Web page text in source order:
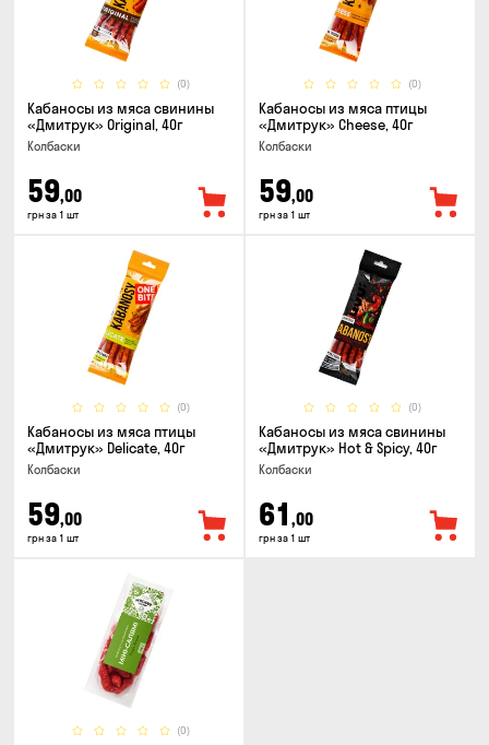
(0)
Кабаносы из мяса свинины
«Дмитрук» Original, 40г
Колбаски
59,00
грн за 1 шт
(0)
Кабаносы из мяса птицы
«Дмитрук» Cheese, 40г
Колбаски
59,00
грн за 1 шт
(0)
Кабаносы из мяса птицы
«Дмитрук» Delicate, 40г
Колбаски
59,00
грн за 1 шт
(0)
Кабаносы из мяса свинины
«Дмитрук» Hot & Spicy, 40г
Колбаски
61 ,00
грн за 1 шт
(0)